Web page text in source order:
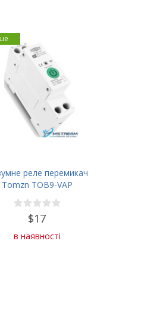
реле перемикач
Tomzn TOB9-VAP
$17
в наявності